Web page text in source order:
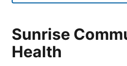
Sunrise
Health